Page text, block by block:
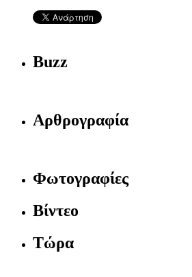
Buzz
Αρθρογραφία
Φωτογραφίες
Βίντεο
Τώρα